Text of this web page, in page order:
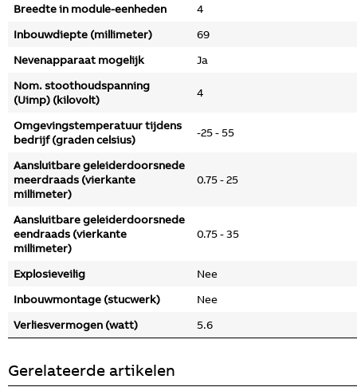
Breedte in module-eenheden
4
Inbouwdiepte (millimeter)
69
Nevenapparaat mogelijk
Ja
Nom. stoothoudspanning
(Uimp) (kilovolt)
4
Omgevingstemperatuur tijdens
bedrijf (graden celsius)
-25 - 55
Aansluitbare geleiderdoorsnede
meerdraads (vierkante
millimeter)
0.75 - 25
Aansluitbare geleiderdoorsnede
eendraads (vierkante
millimeter)
0.75 - 35
Explosieveilig
Nee
Inbouwmontage (stucwerk)
Nee
Verliesvermogen (watt)
5.6
Gerelateerde artikelen